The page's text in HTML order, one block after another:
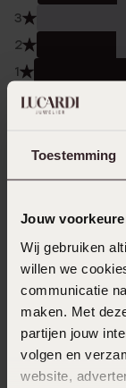
Toestemming
Jouw
Wij gebruiken
willen we
communicatie
maken. Met
partijen jouw
volgen en
website,
3
2
1
Verzameld
05-12-2025 -
10-03-2025 -
Niet besteld